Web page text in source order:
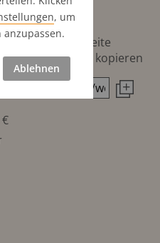
den Link zur Seite
zu kopieren
, um
Ablehnen